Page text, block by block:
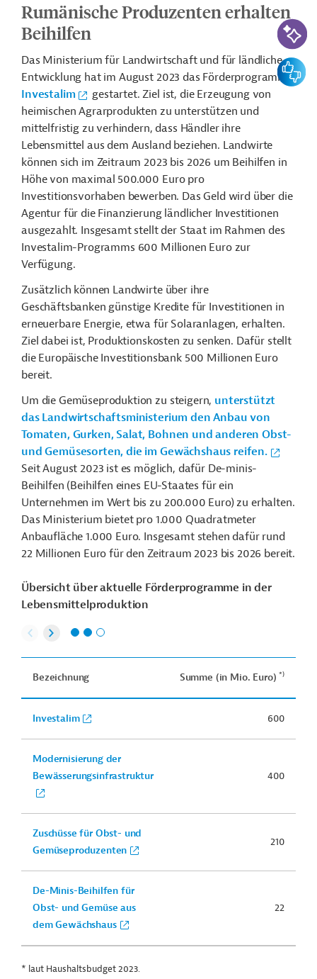
Rumänische Produzenten erhalten
Beihilfen
Das Ministerium für Landwirtschaft und für ländliche
Entwicklung hat im August 2023 das Förderprogramm
Investalim
gestartet. Ziel ist, die Erzeugung von
heimischen Agrarprodukten zu unterstützen und
mittelfristig zu verhindern, dass Händler ihre
Lebensmittel aus dem Ausland beziehen. Landwirte
können sich im Zeitraum 2023 bis 2026 um Beihilfen in
Höhe von maximal 500.000 Euro pro
Investitionsvorhaben bewerben. Das Geld wird über die
Agentur für die Finanzierung ländlicher Investitionen
ausgezahlt. Insgesamt stellt der Staat im Rahmen des
Investalim-Programms 600 Millionen Euro zur
Verfügung.
Zusätzlich können Landwirte über ihre
Geschäftsbanken günstige Kredite für Investitionen in
erneuerbare Energie, etwa für Solaranlagen, erhalten.
Ziel dabei ist, Produktionskosten zu senken. Dafür stellt
die Europäische Investitionsbank 500 Millionen Euro
bereit.
Um die Gemüseproduktion zu steigern, unterstützt
das Landwirtschaftsministerium den Anbau von
Tomaten, Gurken, Salat, Bohnen und anderen Obst-
und Gemüsesorten, die im Gewächshaus reifen.
Seit August 2023 ist es möglich, dafür De-minis-
Beihilfen (Beihilfen eines EU-Staates für ein
Unternehmen im Wert bis zu 200.000 Euro) zu erhalten.
Das Ministerium bietet pro 1.000 Quadratmeter
Anbaufläche 1.000 Euro. Insgesamt stehen dafür rund
22 Millionen Euro für den Zeitraum 2023 bis 2026 bereit.
Übersicht über aktuelle Förderprogramme in der
Lebensmittelproduktion
Bezeichnung Summe (in Mio. Euro) *)
Investalim 600
Modernisierung der
Bewässerungsinfrastruktur
400
Zuschüsse für Obst- und
Gemüseproduzenten
210
De-Minis-Beihilfen für
Obst- und Gemüse aus
dem Gewächshaus
22
* laut Haushaltsbudget 2023.
KI-